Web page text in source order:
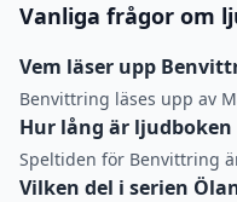
Vanliga frågor om
Vem läser upp
Benvittring läses upp av
Hur lång är
Speltiden för Benvittring
Vilken del i serien